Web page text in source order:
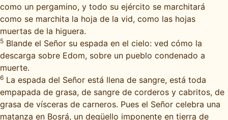
como un pergamino, y todo su ejército se marchitará
como se marchita la hoja de la vid, como las hojas
muertas de la higuera.
5 Blande el Señor su espada en el cielo: ved cómo la
descarga sobre Edom, sobre un pueblo condenado a
muerte.
6 La espada del Señor está llena de sangre, está toda
empapada de grasa, de sangre de corderos y cabritos, de
grasa de vísceras de carneros. Pues el Señor celebra una
matanza en Bosrá, un degüello imponente en tierra de